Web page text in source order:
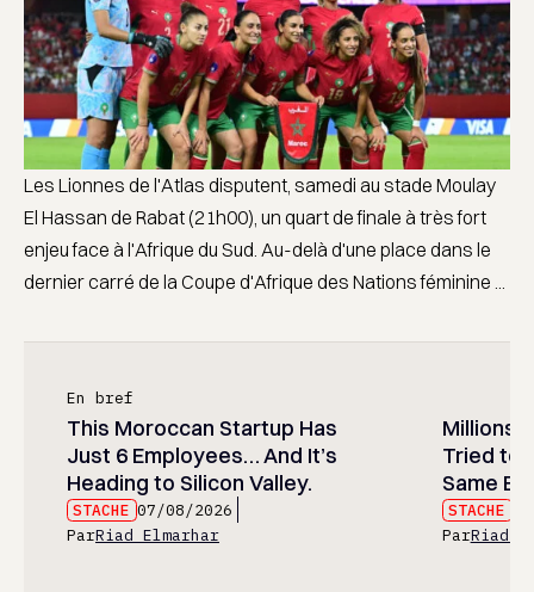
Les Lionnes de l'Atlas disputent, samedi au stade Moulay
El Hassan de Rabat (21h00), un quart de finale à très fort
enjeu face à l'Afrique du Sud. Au-delà d'une place dans le
dernier carré de la Coupe d'Afrique des Nations féminine ...
En bref
This Moroccan Startup Has
Just 6 Employees… And It’s
Heading to Silicon Valley.
STACHE 07/08/2026
ParRiad Elmarhar
Millions
Tried to
Same
STACHE
ParRiad